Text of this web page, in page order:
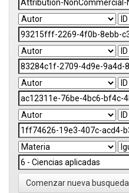
Comenzar nueva busqueda